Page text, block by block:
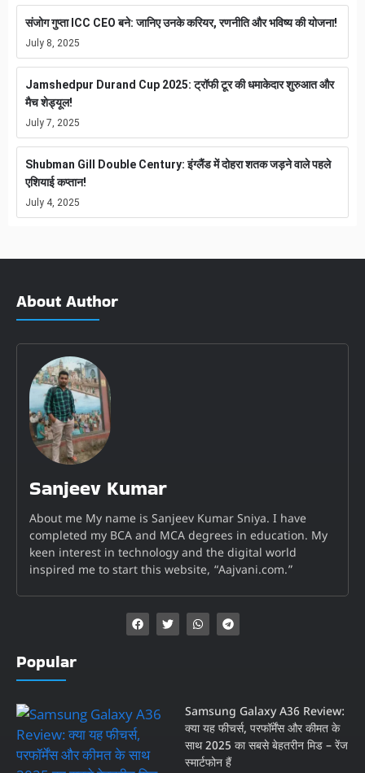
संजोग गुप्ता ICC CEO बने: जानिए उनके करियर, रणनीति और भविष्य की योजना!
July 8, 2025
Jamshedpur Durand Cup 2025: ट्रॉफी टूर की धमाकेदार शुरुआत और
मैच शेड्यूल!
July 7, 2025
Shubman Gill Double Century: इंग्लैंड में दोहरा शतक जड़ने वाले पहले
एशियाई कप्तान!
July 4, 2025
About Author
Sanjeev Kumar
About me My name is Sanjeev Kumar Sniya. I have
completed my BCA and MCA degrees in education. My
keen interest in technology and the digital world
inspired me to start this website, “Aajvani.com.”
Popular
Samsung Galaxy A36 Review:
क्या यह फीचर्स, परफॉर्मेंस और कीमत के
साथ 2025 का सबसे बेहतरीन मिड – रेंज
स्मार्टफोन हैं